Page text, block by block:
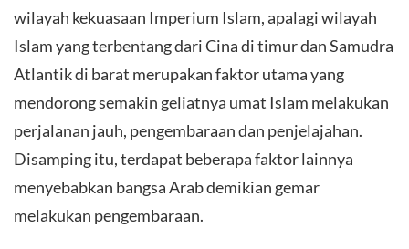
wilayah kekuasaan Imperium Islam, apalagi wilayah
Islam yang terbentang dari Cina di timur dan Samudra
Atlantik di barat merupakan faktor utama yang
mendorong semakin geliatnya umat Islam melakukan
perjalanan jauh, pengembaraan dan penjelajahan.
Disamping itu, terdapat beberapa faktor lainnya
menyebabkan bangsa Arab demikian gemar
melakukan pengembaraan.